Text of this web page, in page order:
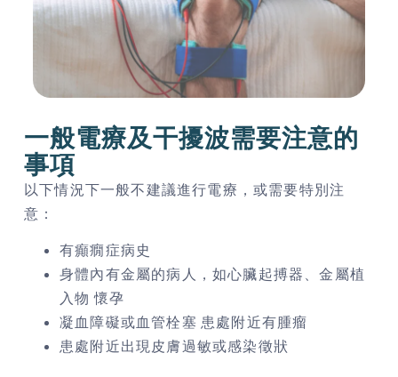
一般電療及干擾波需要注意的
事項
以下情況下一般不建議進行電療，或需要特別注
意：
有癲癇症病史
身體內有金屬的病人，如心臟起搏器、金屬植
入物 懷孕
凝血障礙或血管栓塞 患處附近有腫瘤
患處附近出現皮膚過敏或感染徵狀